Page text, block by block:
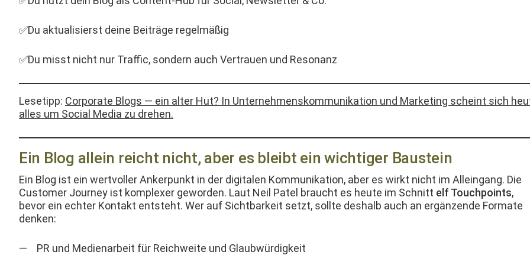
✅Du aktu­al­isierst deine Beiträge regelmäßig
✅Du misst nicht nur Traf­fic, son­dern auch Ver­trauen und Resonanz
Lesetipp: Cor­po­rate Blogs — ein alter Hut? In Unternehmen­skom­mu­nika­tion und Mar­ket­ing scheint sich
alles um Social Media zu drehen.
Ein Blog allein reicht nicht, aber es bleibt ein wichtiger Baustein
Ein Blog ist ein wertvoller Anker­punkt in der dig­i­tal­en Kom­mu­nika­tion, aber es wirkt nicht im Allein­gang. Die
Cus­tomer Jour­ney ist kom­plex­er gewor­den. Laut Neil Patel braucht es heute im Schnitt elf Touch­points,
bevor ein echter Kon­takt entste­ht. Wer auf Sicht­barkeit set­zt, sollte deshalb auch an ergänzende For­mate
denken:
PR und Medi­en­ar­beit für Reich­weite und Glaubwürdigkeit